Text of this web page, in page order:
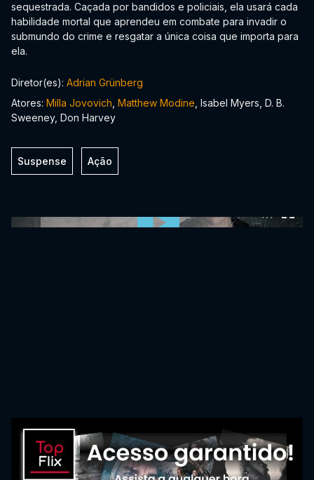
sequestrada. Caçada por bandidos e policiais, ela usará cada
habilidade mortal que aprendeu em combate para invadir o
submundo do crime e resgatar a única coisa que importa para
ela.
Diretor(es): Adrian Grünberg
Atores: Milla Jovovich Matthew Modine , Isabel Myers, D. B.
Sweeney, Don Harvey
Suspense Ação